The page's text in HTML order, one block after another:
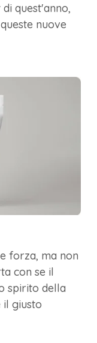
di quest'anno,
nuove
forza, ma non
con se il
spirito della
giusto